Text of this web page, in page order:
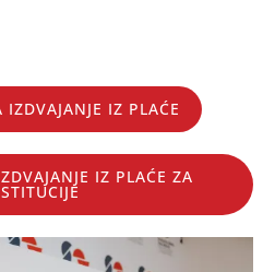
IZ PLAĆE
IZ PLAĆE ZA